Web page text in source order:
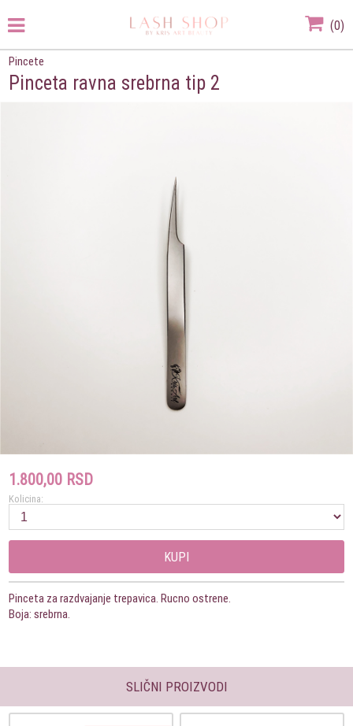
(0)
Pincete
Pinceta ravna srebrna tip 2
1.800,00 RSD
Kolicina:
KUPI
Pinceta za razdvajanje trepavica. Rucno ostrene.
Boja: srebrna.
SLIČNI PROIZVODI